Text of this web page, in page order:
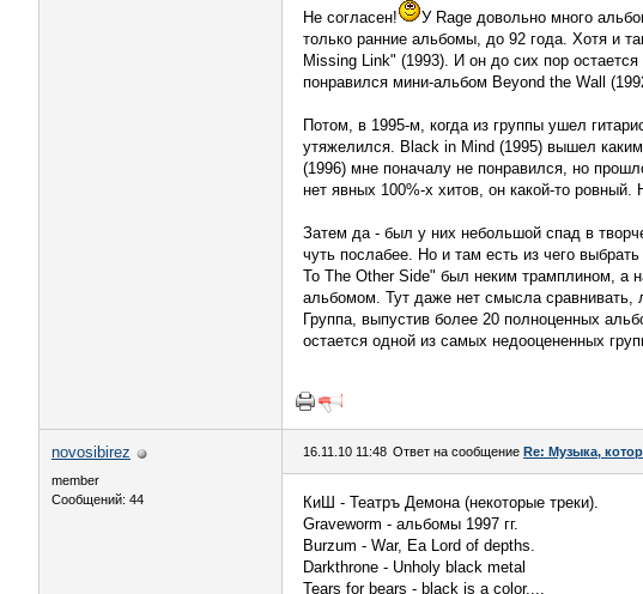
Не согласен!
У Rage довольно много
только ранние альбомы, до 92 года. Хотя и
Missing Link" (1993). И он до сих пор
понравился мини-альбом Beyond the Wall
Потом, в 1995-м, когда из группы ушел
утяжелился. Black in Mind (1995) вышел
(1996) мне поначалу не понравился, но
нет явных 100%-х хитов, он какой-то
Затем да - был у них небольшой спад в
чуть послабее. Но и там есть из чего
To The Other Side" был неким трамплином, а
альбомом. Тут даже нет смысла сравнивать,
Группа, выпустив более 20 полноценных
остается одной из самых недооцененных
novosibirez
member
Сообщений: 44
16.11.10 11:48 Ответ на сообщение Re: Музыка,
КиШ - Театръ Демона (некоторые треки).
Graveworm - альбомы 1997 гг.
Burzum - War, Ea Lord of depths.
Darkthrone - Unholy black metal
Tears for bears - black is a color,...